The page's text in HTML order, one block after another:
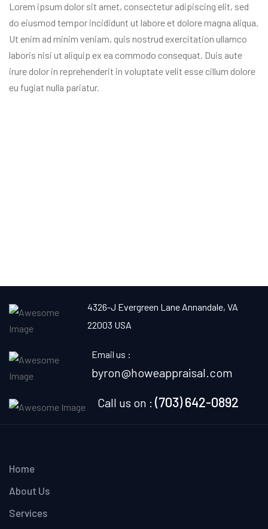
Lorem ipsum dolor sit amet, consectetur adipiscing elit, sed
do eiusmod tempor incididunt ut labore et dolore magna aliqua.
Ut enim ad minim veniam, quis nostrud exercitation ullamco
laboris nisi ut aliquip ex ea commodo consequat. Duis aute
irure dolor in reprehenderit in voluptate velit esse cillum dolore
eu fugiat nulla pariatur.
4326-J Evergreen Lane Annandale, VA
22003 USA
Email us :
byron@howeappraisal.com
Call us on : (703) 642-0892
Home
About Us
Services